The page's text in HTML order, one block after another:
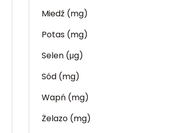
Miedź (mg)
Potas (mg)
Selen (μg)
Sód (mg)
Wapń (mg)
Żelazo (mg)